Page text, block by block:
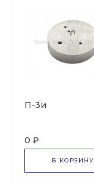
П-3и
0 ₽
В КОРЗИНУ